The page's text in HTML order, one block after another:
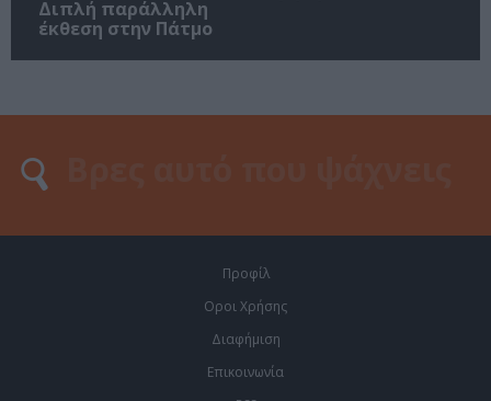
Διπλή παράλληλη
έκθεση στην Πάτμο
Προφίλ
Οροι Χρήσης
Διαφήμιση
Επικοινωνία